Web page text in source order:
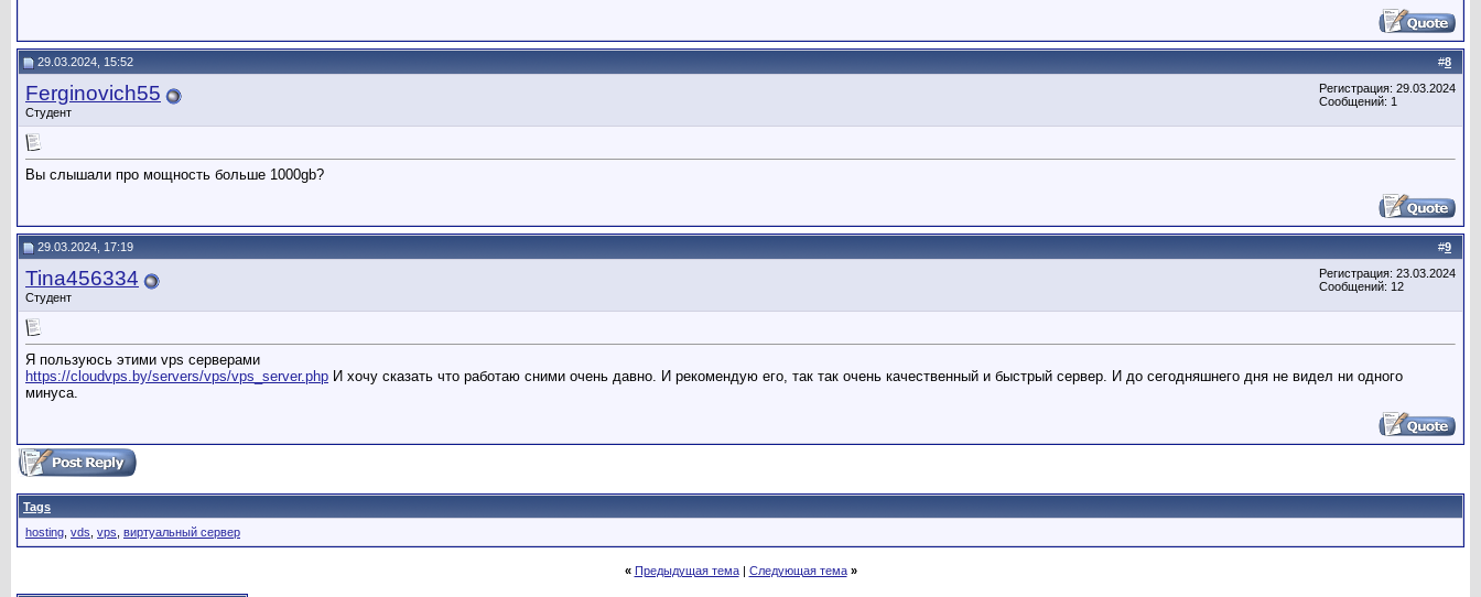
#8
29.03.2024, 15:52
Ferginovich55
Студент
Регистрация: 29.03.2024
Сообщений: 1
Вы слышали про мощность больше 1000gb?
#9
29.03.2024, 17:19
Tina456334
Студент
Регистрация: 23.03.2024
Сообщений: 12
Я пользуюсь этими vps серверами
https://cloudvps.by/servers/vps/vps_server.php И хочу сказать что работаю сними очень давно. И рекомендую его, так так очень качественный и быстрый сервер. И до сегодняшнего дня не видел ни одного
минуса.
Tags
hosting vds vps виртуальный сервер
« Предыдущая тема| Следующая тема »